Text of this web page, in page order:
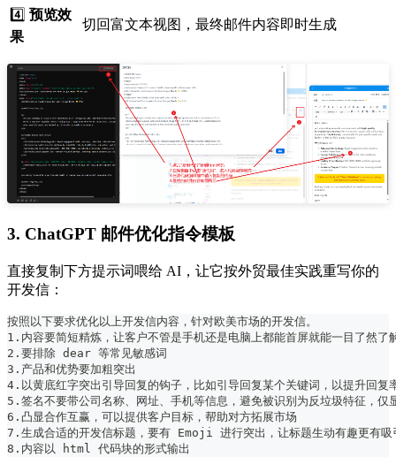
4️⃣ 预览效
果
切回富文本视图，最终邮件内容即时生成
3. ChatGPT 邮件优化指令模板
直接复制下方提示词喂给 AI，让它按外贸最佳实践重写你的
开发信：
按照以下要求优化以上开发信内容，针对欧美市场的开发信。
1.内容要简短精炼，让客户不管是手机还是电脑上都能首屏就能一目了然了
2.要排除 dear 等常见敏感词
3.产品和优势要加粗突出
4.以黄底红字突出引导回复的钩子，比如引导回复某个关键词，以提升回复
5.签名不要带公司名称、网址、手机等信息，避免被识别为反垃圾特征，仅
6.凸显合作互赢，可以提供客户目标，帮助对方拓展市场
7.生成合适的开发信标题，要有 Emoji 进行突出，让标题生动有趣更有吸
8.内容以 html 代码块的形式输出